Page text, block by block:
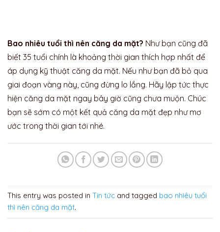
Bao nhiêu tuổi thì nên căng da mặt? Như bạn cũng đã
biết 35 tuổi chính là khoảng thời gian thích hợp nhất để
áp dụng kỹ thuật căng da mặt. Nếu như bạn đã bỏ qua
giai đoạn vàng này, cũng đừng lo lắng. Hãy lập tức thực
hiện căng da mặt ngay bây giờ cũng chưa muộn. Chúc
bạn sẽ sớm có một kết quả căng da mặt đẹp như mơ
ước trong thời gian tới nhé.
This entry was posted in Tin tức and tagged bao nhiêu tuổi
thì nên căng da mặt.